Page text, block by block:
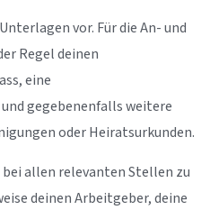
vor. Für die An- und
Regel deinen
eine
gegebenenfalls weitere
oder Heiratsurkunden.
bei allen relevanten Stellen zu
deinen Arbeitgeber, deine